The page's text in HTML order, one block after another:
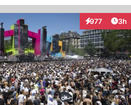
977
Interaktionen
3h